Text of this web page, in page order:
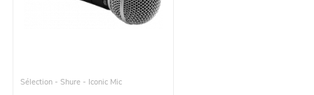
Sélection - Shure - Iconic Mic